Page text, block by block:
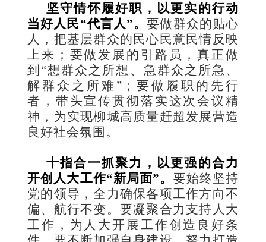
坚守情怀履好职，以更实的行动
当好人民“代言人”。要做群众的贴心
人，把基层群众的民心民意民情反映
上来；要做发展的引路员，真正做
到“想群众之所想、急群众之所急、
解群众之所难”；要做履职的先行
者，带头宣传贯彻落实这次会议精
神，为实现柳城高质量赶超发展营造
良好社会氛围。
十指合一抓聚力，以更强的合力
开创人大工作“新局面”。 要始终坚持
党的领导，全力确保各项工作方向不
偏、航行不变。要凝聚合力支持人大
工作，为人大开展工作创造良好条